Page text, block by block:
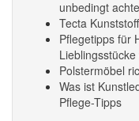
unbedingt
Tecta
Pflegetipps für
Polstermöbel
Was ist
Pflege-Tipps